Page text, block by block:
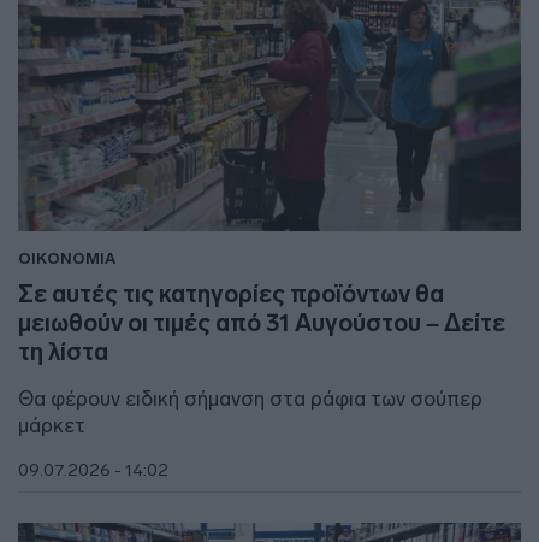
ΟΙΚΟΝΟΜΙΑ
Σε αυτές τις κατηγορίες προϊόντων θα
μειωθούν οι τιμές από 31 Αυγούστου – Δείτε
τη λίστα
Θα φέρουν ειδική σήμανση στα ράφια των σούπερ
μάρκετ
09.07.2026 - 14:02